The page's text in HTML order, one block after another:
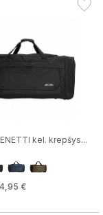
kel. krepšys...
€